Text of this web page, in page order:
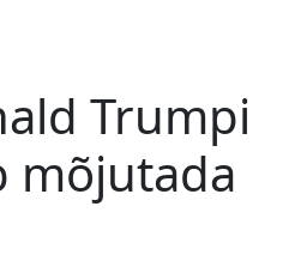
Trumpi
mõjutada